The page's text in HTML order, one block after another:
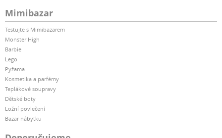
Mimibazar
Testujte s Mimibazarem
Monster High
Barbie
Lego
Pyžama
Kosmetika a parfémy
Teplákové soupravy
Dětské boty
Ložní povlečení
Bazar nábytku